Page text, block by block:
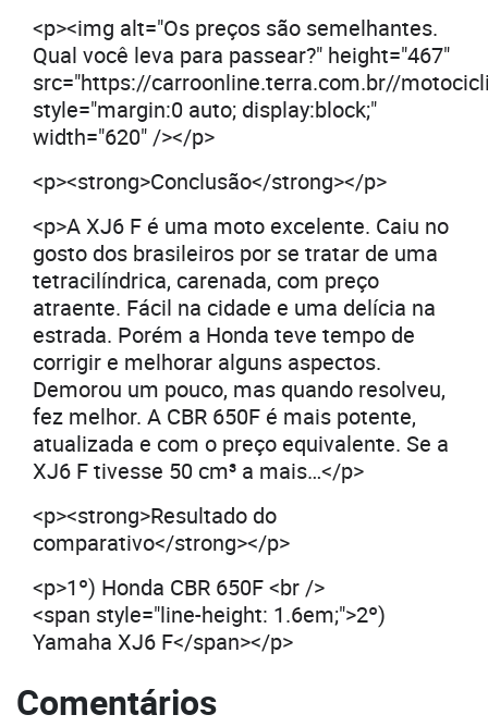
<p><img alt="Os preços são semelhantes.
Qual você leva para passear?" height="467"
src="https://carroonline.terra.com.br//
style="margin:0 auto; display:block;"
width="620" /></p>
<p><strong>Conclusão</strong></p>
<p>A XJ6 F é uma moto excelente. Caiu no
gosto dos brasileiros por se tratar de uma
tetracilíndrica, carenada, com preço
atraente. Fácil na cidade e uma delícia na
estrada. Porém a Honda teve tempo de
corrigir e melhorar alguns aspectos.
Demorou um pouco, mas quando resolveu,
fez melhor. A CBR 650F é mais potente,
atualizada e com o preço equivalente. Se a
XJ6 F tivesse 50 cm³ a mais…</p>
<p><strong>Resultado do
comparativo</strong></p>
<p>1º) Honda CBR 650F <br />
<span style="line-height: 1.6em;">2º)
Yamaha XJ6 F</span></p>
Comentários